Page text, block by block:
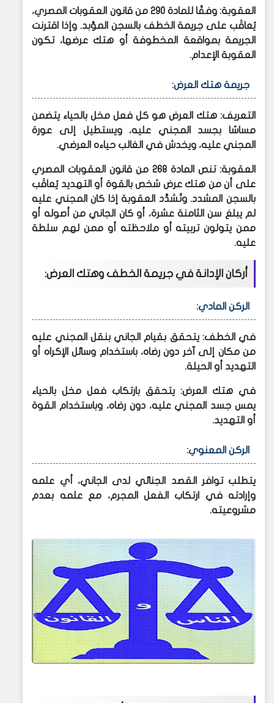
العقوبة: وفقًا للمادة 290 من قانون العقوبات المصري،
يُعاقَب على جريمة الخطف بالسجن المؤبد. وإذا اقترنت
الجريمة بمواقعة المخطوفة أو هتك عرضها، تكون
العقوبة الإعدام.​
جريمة هتك العرض:
التعريف: هتك العرض هو كل فعل مخل بالحياء يتضمن
مساسًا بجسد المجني عليه، ويستطيل إلى عورة
المجني عليه، ويخدش في الغالب حياءه العرضي.​
العقوبة: تنص المادة 268 من قانون العقوبات المصري
على أن من هتك عرض شخص بالقوة أو التهديد يُعاقَب
بالسجن المشدد. وتُشدَّد العقوبة إذا كان المجني عليه
لم يبلغ سن الثامنة عشرة، أو كان الجاني من أصوله أو
ممن يتولون تربيته أو ملاحظته أو ممن لهم سلطة
عليه.
أركان الإدانة في جريمة الخطف وهتك العرض:
الركن المادي:
في الخطف: يتحقق بقيام الجاني بنقل المجني عليه
من مكان إلى آخر دون رضاه، باستخدام وسائل الإكراه أو
التهديد أو الحيلة.​
في هتك العرض: يتحقق بارتكاب فعل مخل بالحياء
يمس جسد المجني عليه، دون رضاه، وباستخدام القوة
أو التهديد.​
الركن المعنوي:
يتطلب توافر القصد الجنائي لدى الجاني، أي علمه
وإرادته في ارتكاب الفعل المجرم، مع علمه بعدم
مشروعيته.​